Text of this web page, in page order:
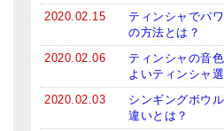
2020.02.15
ティンシャでパ
の方法とは？
2020.02.06
ティンシャの音
よいティンシャ
2020.02.03
シンギングボウ
違いとは？